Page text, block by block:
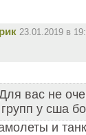
23.01.2019 в
вас не
у сша
и